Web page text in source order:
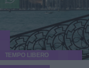
TEMPO LIBERO